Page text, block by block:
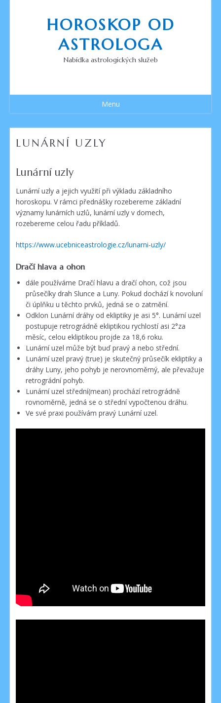
HOROSKOP OD
ASTROLOGA
Nabídka astrologických služeb
Menu
LUNÁRNÍ UZLY
Lunární uzly
Lunární uzly a jejich využití při výkladu základního
horoskopu. V rámci přednášky rozebereme základní
významy lunárních uzlů, lunární uzly v domech,
rozebereme celou řadu příkladů.
https://www.ucebniceastrologie.cz/lunarni-uzly/
Dračí hlava a ohon
dále používáme Dračí hlavu a dračí ohon, což jsou
průsečíky drah Slunce a Luny. Pokud dochází k novoluní
či úplňku u těchto prvků, jedná se o zatmění.
Odklon Lunární dráhy od ekliptiky je asi 5°. Lunární uzel
postupuje retrográdně ekliptikou rychlostí asi 2°za
měsíc, celou ekliptikou projde za 18,6 roku.
Lunární uzel může být buď pravý a nebo střední.
Lunární uzel pravý (true) je skutečný průsečík ekliptiky a
dráhy Luny, jeho pohyb je nerovnoměrný, ale převažuje
retrográdní pohyb.
Lunární uzel střední(mean) prochází retrográdně
rovnoměrně, jedná se o střední vypočtenou dráhu.
Ve své praxi používám pravý Lunární uzel.